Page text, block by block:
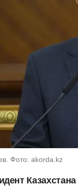
Фото: akorda.kz